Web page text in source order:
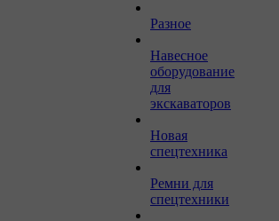
Разное
Навесное
оборудование
для
экскаваторов
Новая
спецтехника
Ремни для
спецтехники